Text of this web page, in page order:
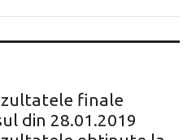
finale
din 28.01.2019